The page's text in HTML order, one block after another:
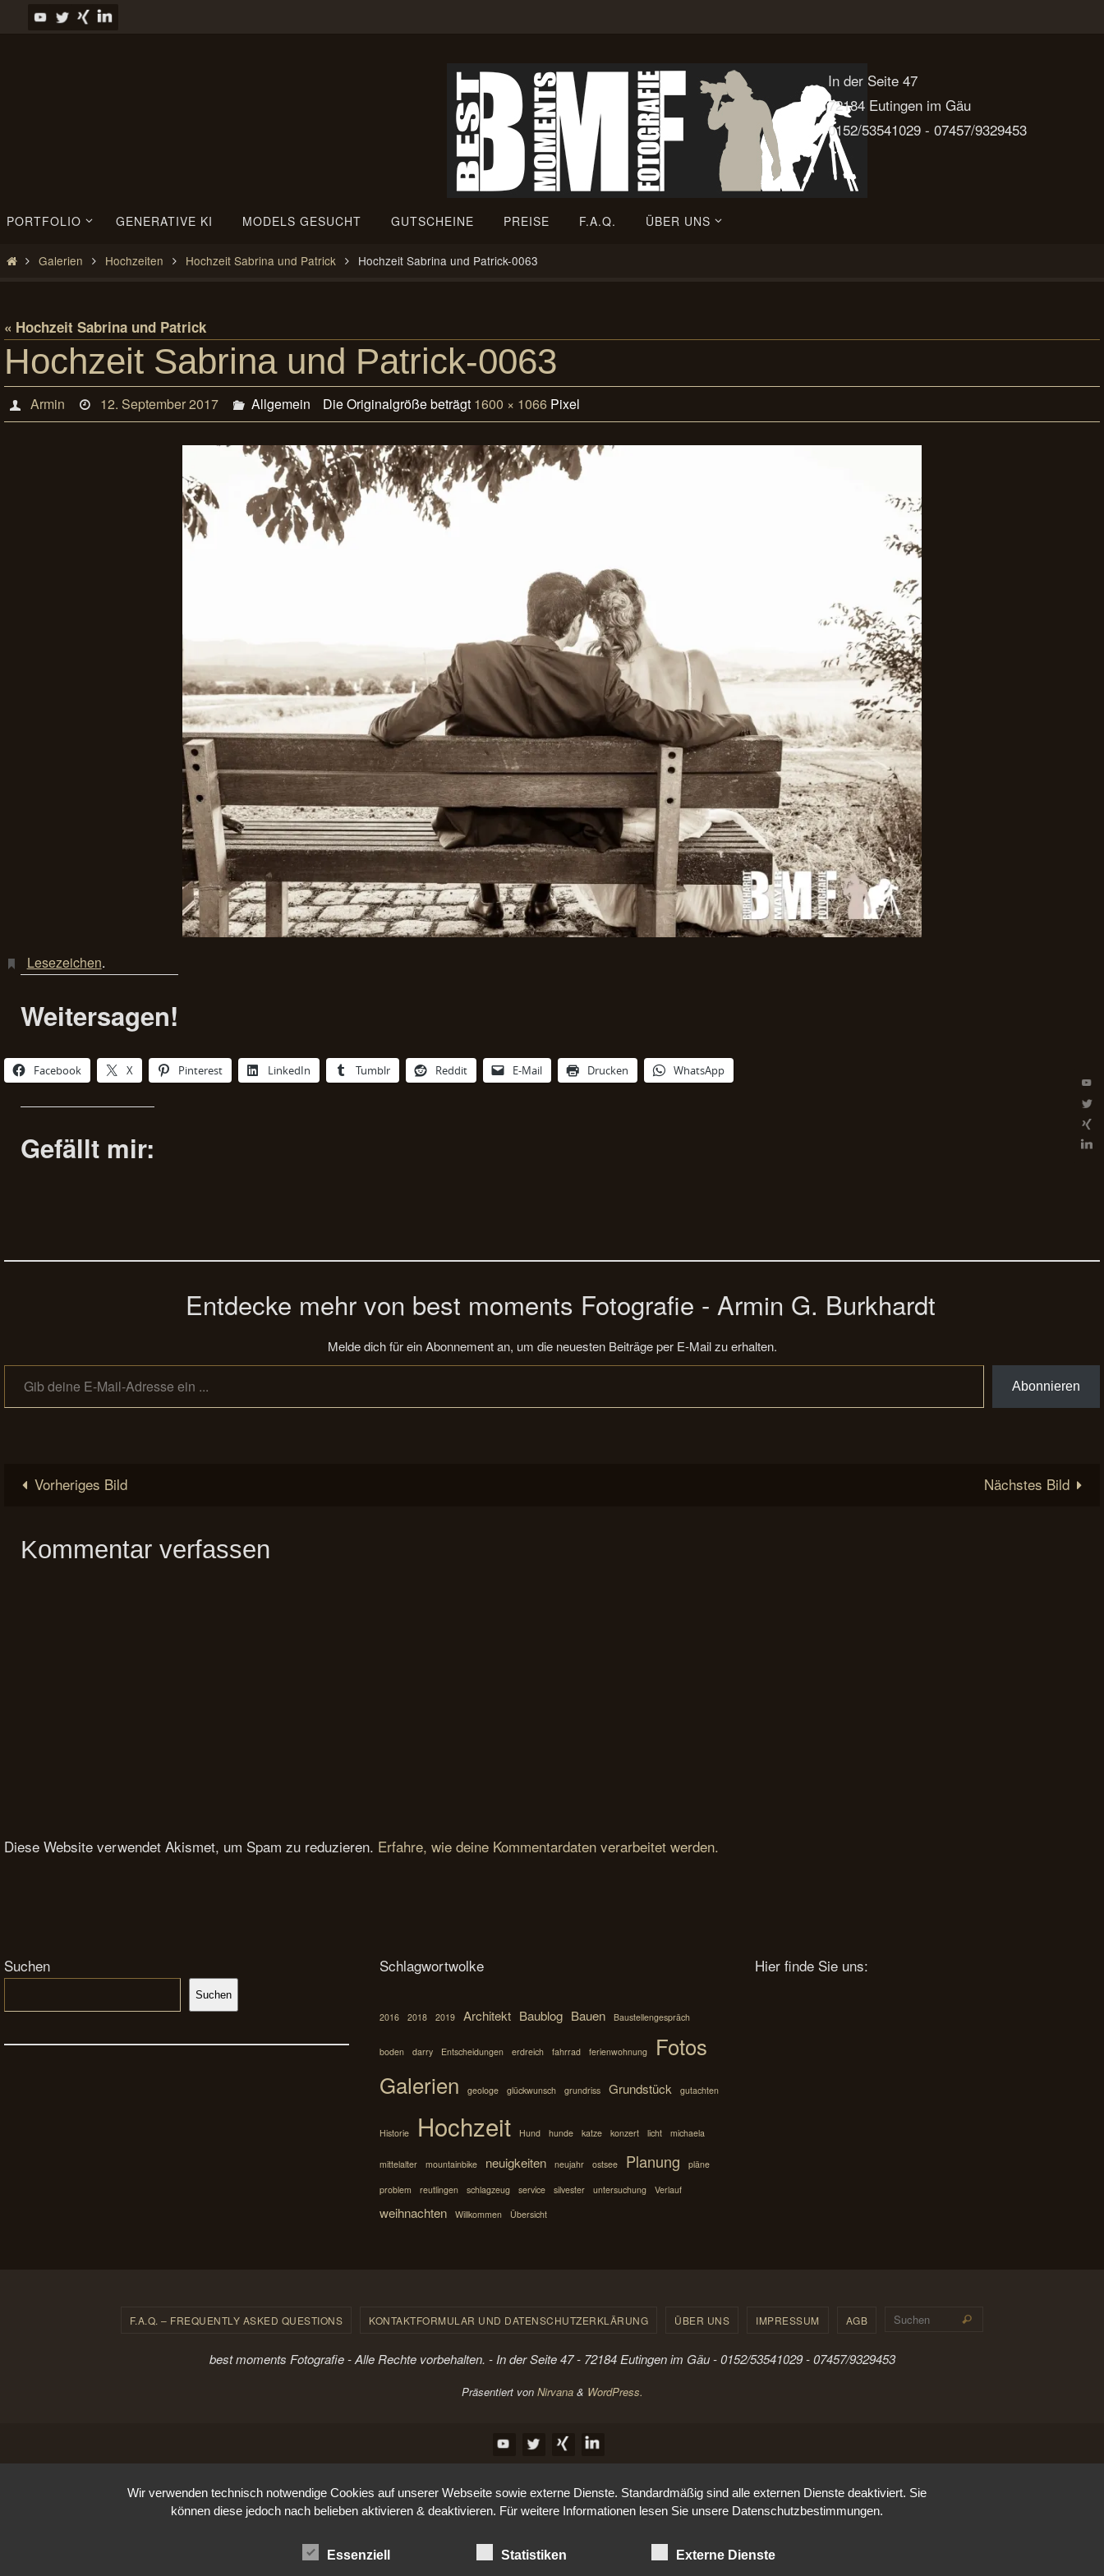
In der Seite 47
72184 Eutingen im Gäu
0152/53541029 - 07457/9329453
Inhalt
PORTFOLIO GENERATIVE KI MODELS GESUCHT GUTSCHEINE PREISE F.A.Q. ÜBER UNS
StartGalerien Hochzeiten Hochzeit Sabrina und Patrick Hochzeit Sabrina und Patrick-0063
« Hochzeit Sabrina und Patrick
Hochzeit Sabrina und Patrick-0063
Armin 12. September 2017 Allgemein Die Originalgröße beträgt 1600 × 1066 Pixel
Lesezeichen.
Weitersagen!
Facebook X Pinterest LinkedIn Tumblr Reddit E-Mail Drucken WhatsApp
Gefällt mir:
Entdecke mehr von best moments Fotografie - Armin G. Burkhardt
Melde dich für ein Abonnement an, um die neuesten Beiträge per E-Mail zu erhalten.
Gib deine E-Mail-Adresse ein ...
Abonnieren
Vorheriges Bild Nächstes Bild
Kommentar verfassen
Diese Website verwendet Akismet, um Spam zu reduzieren. Erfahre, wie deine Kommentardaten verarbeitet werden.
Suchen
Suchen
Schlagwortwolke
2016 2018 2019 Architekt Baublog Bauen Baustellengespräch
boden darry Entscheidungen erdreich fahrrad ferienwohnung
Fotos
Galerien
geologe glückwunsch grundriss Grundstück gutachten
Historie Hochzeit Hund hunde katze konzert licht michaela
mittelalter mountainbike neuigkeiten neujahr ostsee Planung pläne
problem reutlingen schlagzeug service silvester untersuchung Verlauf
weihnachten Willkommen Übersicht
Hier finde Sie uns:
F.A.Q. – FREQUENTLY ASKED QUESTIONS KONTAKTFORMULAR UND DATENSCHUTZERKLÄRUNG ÜBER UNS IMPRESSUM AGB Suchen
best moments Fotografie - Alle Rechte vorbehalten. - In der Seite 47 - 72184 Eutingen im Gäu - 0152/53541029 - 07457/9329453
Präsentiert von Nirvana& WordPress.
Wir verwenden technisch notwendige Cookies auf unserer Webseite sowie externe Dienste. Standardmäßig sind alle externen Dienste deaktiviert. Sie
können diese jedoch nach belieben aktivieren & deaktivieren. Für weitere Informationen lesen Sie unsere Datenschutzbestimmungen.
Essenziell Statistiken Externe Dienste